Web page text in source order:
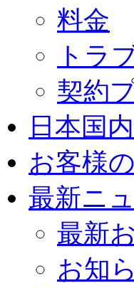
料金
トラ
契約
日本国
お客様
最新ニ
最新
お知